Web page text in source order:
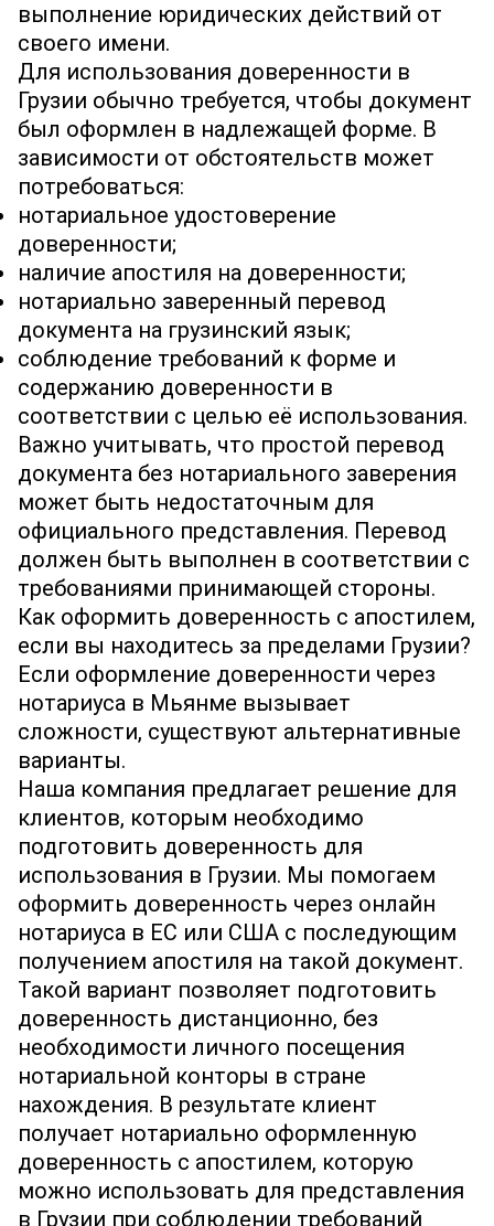
выполнение юридических действий от
своего имени.
Для использования доверенности в
Грузии обычно требуется, чтобы документ
был оформлен в надлежащей форме. В
зависимости от обстоятельств может
потребоваться:
нотариальное удостоверение
доверенности;
наличие апостиля на доверенности;
нотариально заверенный перевод
документа на грузинский язык;
соблюдение требований к форме и
содержанию доверенности в
соответствии с целью её использования.
Важно учитывать, что простой перевод
документа без нотариального заверения
может быть недостаточным для
официального представления. Перевод
должен быть выполнен в соответствии с
требованиями принимающей стороны.
Как оформить доверенность с апостилем,
если вы находитесь за пределами Грузии?
Если оформление доверенности через
нотариуса в Мьянме вызывает
сложности, существуют альтернативные
варианты.
Наша компания предлагает решение для
клиентов, которым необходимо
подготовить доверенность для
использования в Грузии. Мы помогаем
оформить доверенность через онлайн
нотариуса в ЕС или США с последующим
получением апостиля на такой документ.
Такой вариант позволяет подготовить
доверенность дистанционно, без
необходимости личного посещения
нотариальной конторы в стране
нахождения. В результате клиент
получает нотариально оформленную
доверенность с апостилем, которую
можно использовать для представления
в Грузии при соблюдении требований